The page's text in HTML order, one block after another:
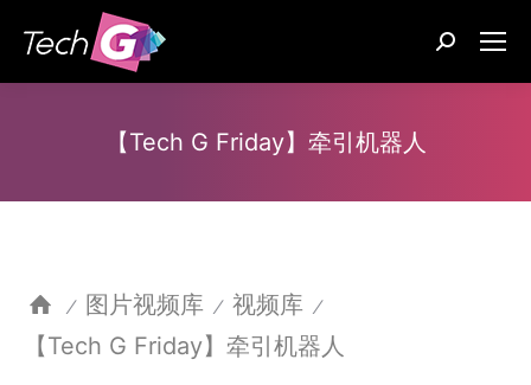
Search:
【Tech G Friday】牵引机器人
⁄ 图片视频库 ⁄ 视频库 ⁄
【Tech G Friday】牵引机器人